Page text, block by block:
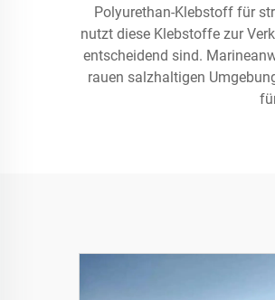
Polyurethan-Klebstoff für
nutzt diese Klebstoffe zur
entscheidend sind.
rauen salzhaltigen